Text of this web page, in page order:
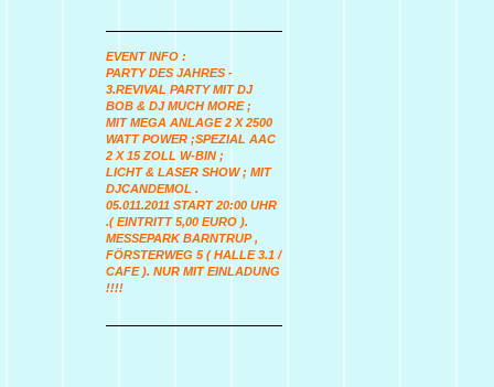
EVENT INFO :
PARTY DES JAHRES -
3.REVIVAL PARTY MIT DJ
BOB & DJ MUCH MORE ;
MIT MEGA ANLAGE 2 X 2500
WATT POWER ;SPEZIAL AAC
2 X 15 ZOLL W-BIN ;
LICHT & LASER SHOW ; MIT
DJCANDEMOL .
05.011.2011 START 20:00 UHR
.( EINTRITT 5,00 EURO ).
MESSEPARK BARNTRUP ,
FÖRSTERWEG 5 ( HALLE 3.1 /
CAFE ). NUR MIT EINLADUNG
!!!!